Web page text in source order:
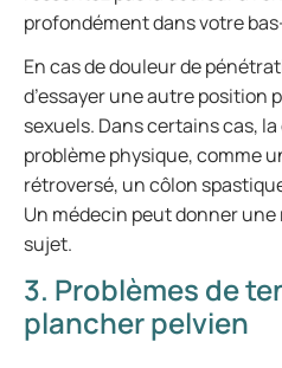
profondément dans votre
En cas de douleur de
d’essayer une autre position
sexuels. Dans certains cas,
problème physique, comme
rétroversé, un côlon
Un médecin peut donner
sujet.
3. Problèmes de
plancher pelvien